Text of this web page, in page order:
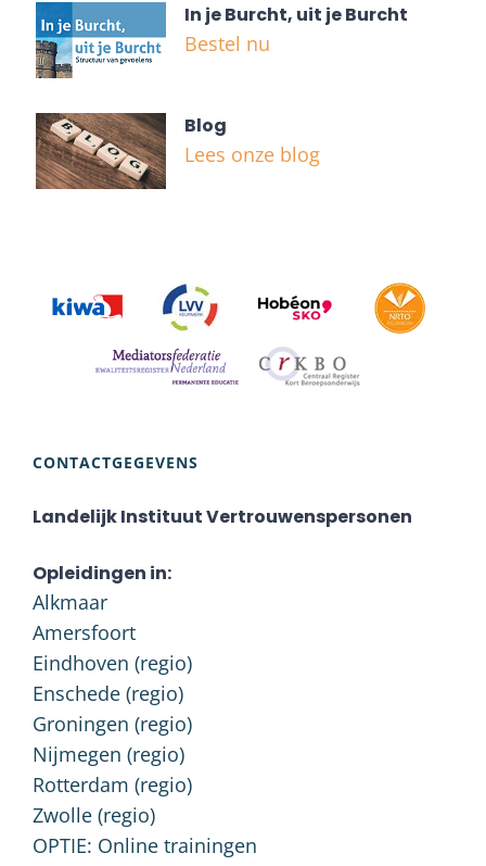
In je Burcht, uit je Burcht
Bestel nu
Blog
Lees onze blog
CONTACTGEGEVENS
Landelijk Instituut Vertrouwenspersonen
Opleidingen in:
Alkmaar
Amersfoort
Eindhoven (regio)
Enschede (regio)
Groningen (regio)
Nijmegen (regio)
Rotterdam (regio)
Zwolle (regio)
OPTIE: Online trainingen